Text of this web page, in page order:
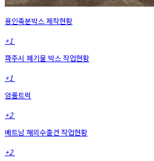
용인축분박스 제작현황
+1
파주시 폐기물 박스 작업현황
+1
암롤트럭
+2
베트남 해외수출건 작업현황
+2